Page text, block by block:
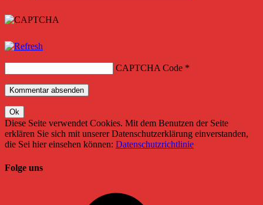
CAPTCHA Code *
Diese Seite verwendet Cookies. Mit dem Benutzen der Seite
erklären Sie sich mit unserer Datenschutzerklärung einverstanden,
die Sei hier einsehen können: Datenschutzrichtlinie
Folge uns